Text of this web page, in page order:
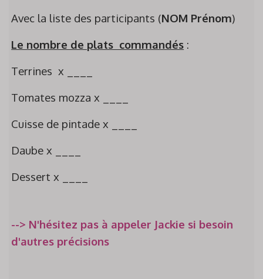
Avec la liste des participants (NOM Prénom)
Le nombre de plats commandés :
Terrines x ____
Tomates mozza x ____
Cuisse de pintade x ____
Daube x ____
Dessert x ____
--> N'hésitez pas à appeler Jackie si besoin
d'autres précisions